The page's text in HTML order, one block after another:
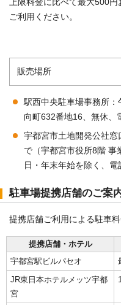
上限料金に比べて最大500円
ご利用ください。
販売場所
駅西中央駐車場事務所：
向町632番地16、無休、
宇都宮市土地開発公社
で（宇都宮市役所8階 事
日・年末年始を除く、電
駐車場提携店舗のご案
提携店舗ご利用による駐車
提携店舗・ホテル
宇都宮駅ビルパセオ
JR東日本ホテルメッツ宇都
宮